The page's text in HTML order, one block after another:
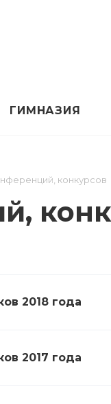
ГИМНАЗИЯ
конкурсов
2018 года
2017 года